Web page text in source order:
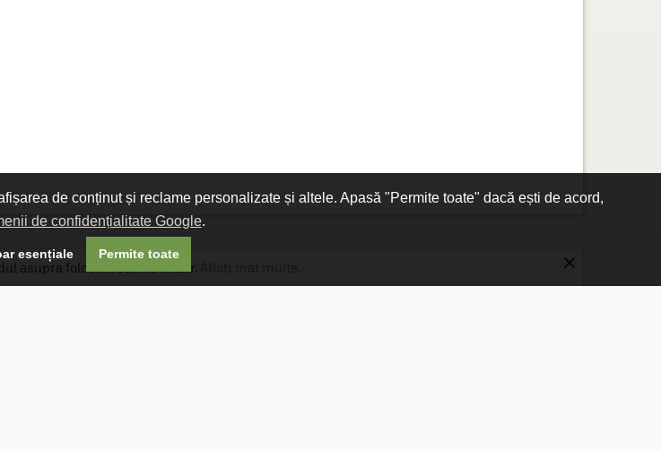
de conținut și reclame personalizate și altele. Apasă "Permite toate" dacă ești de acord,
de confidențialitate Google.
esențiale Permite toate
asupra folosirii cookie-urilor. Aflați mai multe. ×